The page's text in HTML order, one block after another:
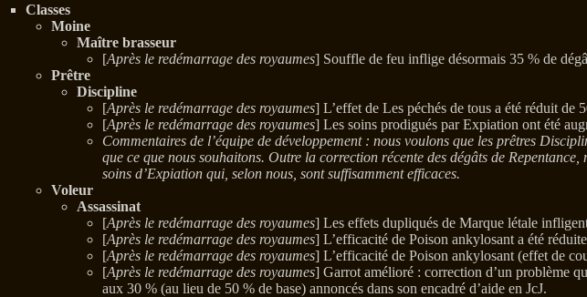
Classes
Moine
Maître brasseur
[Après le redémarrage des royaumes] Souffle de feu inflige désormais 35 % de
Prêtre
Discipline
[Après le redémarrage des royaumes] L’effet de Les péchés de tous a été réduit de
[Après le redémarrage des royaumes] Les soins prodigués par Expiation ont été
Commentaires de l’équipe de développement : nous voulons que les prêtres
que ce que nous souhaitons. Outre la correction récente des dégâts de
soins d’Expiation qui, selon nous, sont suffisamment efficaces.
Voleur
Assassinat
[Après le redémarrage des royaumes] Les effets dupliqués de Marque létale
[Après le redémarrage des royaumes] L’efficacité de Poison ankylosant a été
[Après le redémarrage des royaumes] L’efficacité de Poison ankylosant (effet de
[Après le redémarrage des royaumes] Garrot amélioré : correction d’un problème
aux 30 % (au lieu de 50 % de base) annoncés dans son encadré d’aide en JcJ.